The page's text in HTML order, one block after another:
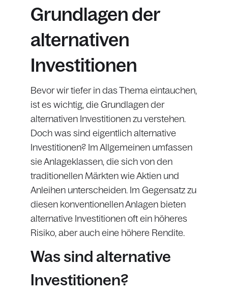
Grundlagen der
alternativen
Investitionen
Bevor wir tiefer in das Thema eintauchen,
ist es wichtig, die Grundlagen der
alternativen Investitionen zu verstehen.
Doch was sind eigentlich alternative
Investitionen? Im Allgemeinen umfassen
sie Anlageklassen, die sich von den
traditionellen Märkten wie Aktien und
Anleihen unterscheiden. Im Gegensatz zu
diesen konventionellen Anlagen bieten
alternative Investitionen oft ein höheres
Risiko, aber auch eine höhere Rendite.
Was sind alternative
Investitionen?